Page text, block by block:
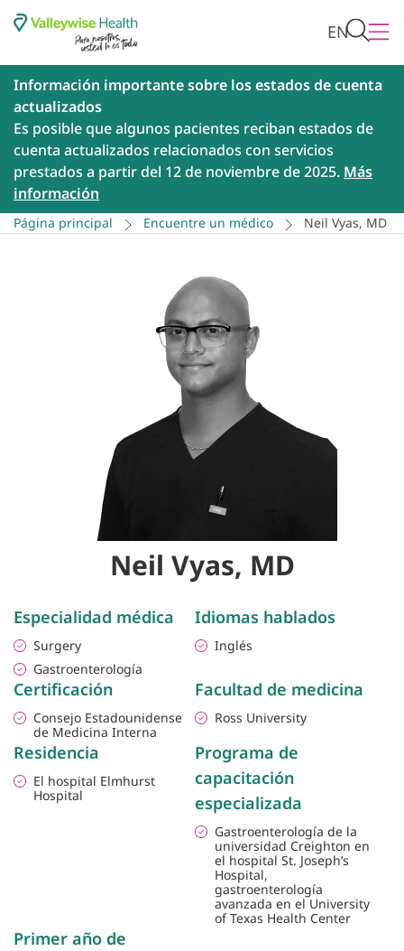
EN
Información importante sobre los estados de cuenta
actualizados
Es posible que algunos pacientes reciban estados de
cuenta actualizados relacionados con servicios
prestados a partir del 12 de noviembre de 2025. Más
información
Página principal Encuentre un médico Neil Vyas, MD
Neil Vyas, MD
Especialidad médica
Surgery
Gastroenterología
Idiomas hablados
Inglés
Certificación
Consejo Estadounidense
de Medicina Interna
Facultad de medicina
Ross University
Residencia
El hospital Elmhurst
Hospital
Programa de
capacitación
especializada
Gastroenterología de la
universidad Creighton en
el hospital St. Joseph’s
Hospital,
gastroenterología
avanzada en el University
of Texas Health Center
Primer año de